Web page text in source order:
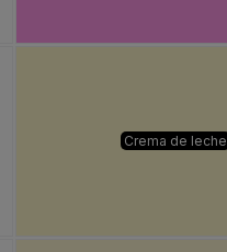
Crema de leche